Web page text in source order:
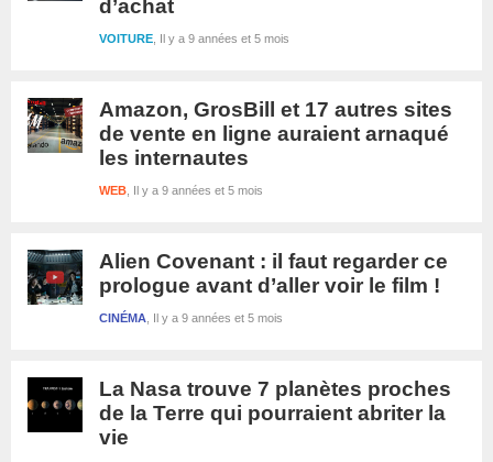
d’achat
Il y a 9 années et 5 mois
VOITURE
Amazon, GrosBill et 17 autres sites
de vente en ligne auraient arnaqué
les internautes
Il y a 9 années et 5 mois
WEB
Alien Covenant : il faut regarder ce
prologue avant d’aller voir le film !
Il y a 9 années et 5 mois
CINÉMA
La Nasa trouve 7 planètes proches
de la Terre qui pourraient abriter la
vie